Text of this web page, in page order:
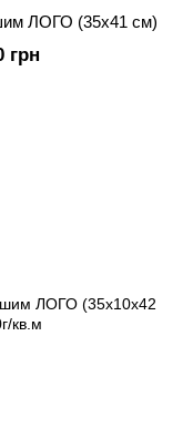
ЛОГО (35х41 см)
грн